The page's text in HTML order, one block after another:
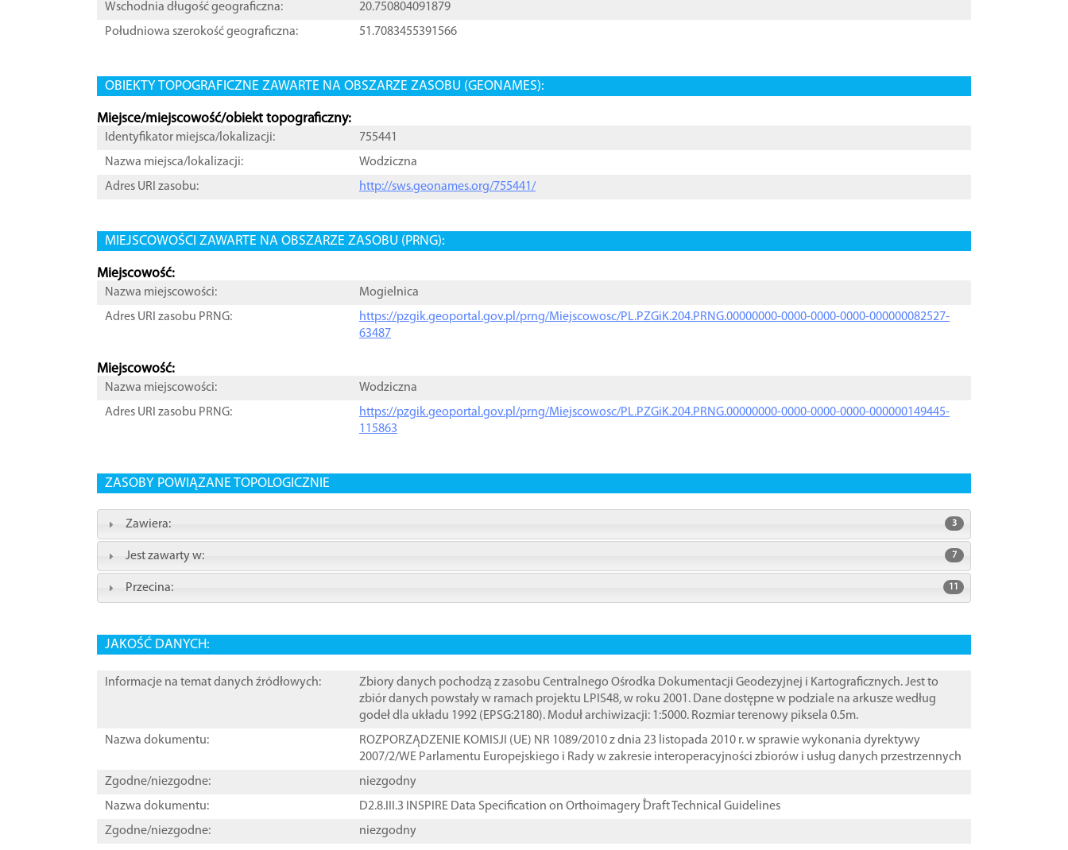
Wschodnia długość geograficzna:
20.750804091879
Południowa szerokość geograficzna:
51.7083455391566
OBIEKTY TOPOGRAFICZNE ZAWARTE NA OBSZARZE ZASOBU (GEONAMES):
Miejsce/miejscowość/obiekt topograficzny:
Identyfikator miejsca/lokalizacji:
755441
Nazwa miejsca/lokalizacji:
Wodziczna
Adres URI zasobu:
http://sws.geonames.org/755441/
MIEJSCOWOŚCI ZAWARTE NA OBSZARZE ZASOBU (PRNG):
Miejscowość:
Nazwa miejscowości:
Mogielnica
Adres URI zasobu PRNG:
https://pzgik.geoportal.gov.pl/prng/Miejscowosc/PL.PZGiK.204.PRNG.00000000-0000-0000-0000-000000082527-
63487
Miejscowość:
Nazwa miejscowości:
Wodziczna
Adres URI zasobu PRNG:
https://pzgik.geoportal.gov.pl/prng/Miejscowosc/PL.PZGiK.204.PRNG.00000000-0000-0000-0000-000000149445-
115863
ZASOBY POWIĄZANE TOPOLOGICZNIE
Zawiera: 3
Jest zawarty w: 7
Przecina: 11
JAKOŚĆ DANYCH:
Informacje na temat danych źródłowych:
Zbiory danych pochodzą z zasobu Centralnego Ośrodka Dokumentacji Geodezyjnej i Kartograficznych. Jest to
zbiór danych powstały w ramach projektu LPIS48, w roku 2001. Dane dostępne w podziale na arkusze według
godeł dla układu 1992 (EPSG:2180). Moduł archiwizacji: 1:5000. Rozmiar terenowy piksela 0.5m.
Nazwa dokumentu:
ROZPORZĄDZENIE KOMISJI (UE) NR 1089/2010 z dnia 23 listopada 2010 r. w sprawie wykonania dyrektywy
2007/2/WE Parlamentu Europejskiego i Rady w zakresie interoperacyjności zbiorów i usług danych przestrzennych
Zgodne/niezgodne:
niezgodny
Nazwa dokumentu:
D2.8.III.3 INSPIRE Data Specification on Orthoimagery ֠Draft Technical Guidelines
Zgodne/niezgodne:
niezgodny